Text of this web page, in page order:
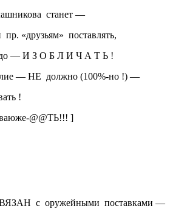
станет —
«друзьям» поставлять,
— И З О Б Л И Ч А Т Ь !
— НЕ должно (100%-но !) —
!
@@ТЬ!!! ]
с оружейными поставками —